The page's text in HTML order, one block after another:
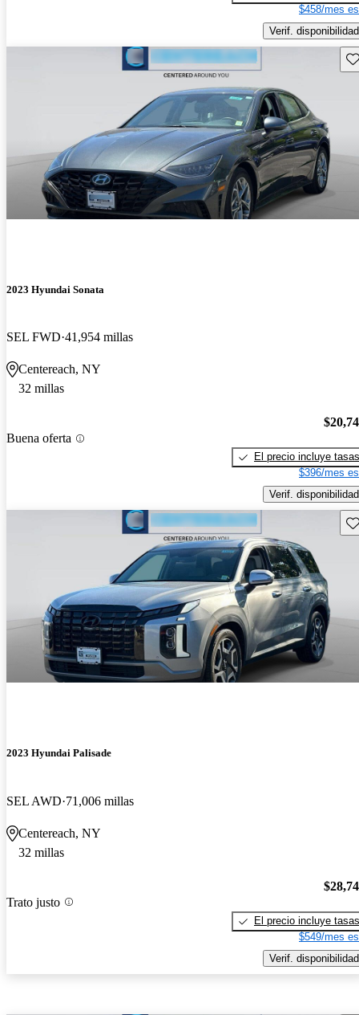
$458/mes
Verif. disponibilidad
2023 Hyundai Sonata
SEL FWD 41,954 millas
Centereach, NY
32 millas
Buena oferta
El precio incluye tasas
$396/mes
Verif. disponibilidad
2023 Hyundai Palisade
SEL AWD 71,006 millas
Centereach, NY
32 millas
Trato justo
El precio incluye tasas
$549/mes
Verif. disponibilidad